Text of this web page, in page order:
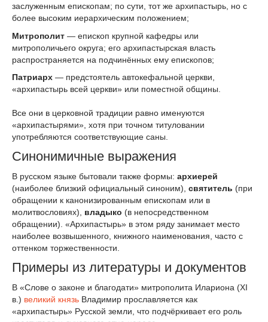
заслуженным епископам; по сути, тот же архипастырь, но с
более высоким иерархическим положением;
Митрополит — епископ крупной кафедры или
митрополичьего округа; его архипастырская власть
распространяется на подчинённых ему епископов;
Патриарх — предстоятель автокефальной церкви,
«архипастырь всей церкви» или поместной общины.
Все они в церковной традиции равно именуются
«архипастырями», хотя при точном титуловании
употребляются соответствующие саны.
Синонимичные выражения
В русском языке бытовали также формы: архиерей
(наиболее близкий официальный синоним), святитель (при
обращении к канонизированным епископам или в
молитвословиях), владыко (в непосредственном
обращении). «Архипастырь» в этом ряду занимает место
наиболее возвышенного, книжного наименования, часто с
оттенком торжественности.
Примеры из литературы и документов
В «Слове о законе и благодати» митрополита Илариона (XI
в.) великий князь Владимир прославляется как
«архипастырь» Русской земли, что подчёркивает его роль